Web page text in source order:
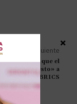
Artículo siguiente
OTAN dice que el
está «dispuesto» a
con los BRICS
×